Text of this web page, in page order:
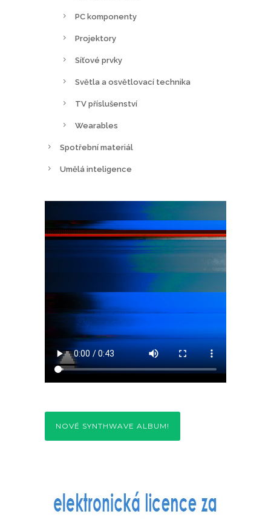
PC komponenty
Projektory
Síťové prvky
Světla a osvětlovací technika
TV příslušenství
Wearables
Spotřební materiál
Umělá inteligence
NOVÉ SYNTHWAVE ALBUM!